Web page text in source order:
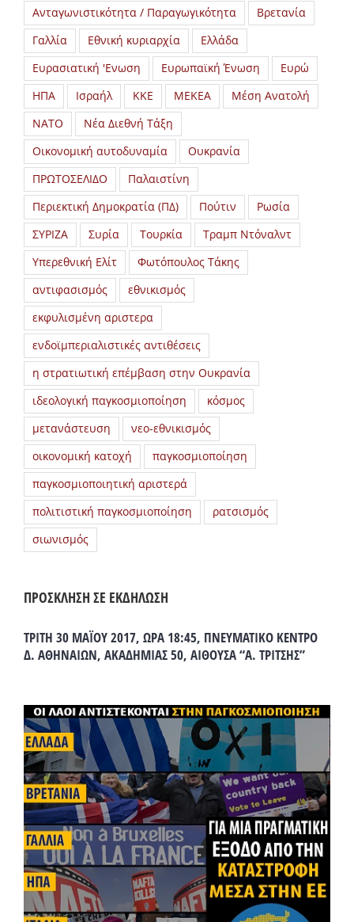
Ανταγωνιστικότητα / Παραγωγικότητα
Βρετανία
Γαλλία
Εθνική κυριαρχία
Ελλάδα
Ευρασιατική 'Ενωση
Ευρωπαϊκή Ένωση
Ευρώ
ΗΠΑ
Ισραήλ ΚΚΕ ΜΕΚΕΑ
Μέση Ανατολή
ΝΑΤΟ
Νέα Διεθνή Τάξη
Οικονομική αυτοδυναμία
Ουκρανία
ΠΡΩΤΟΣΕΛΙΔΟ
Παλαιστίνη
Περιεκτική Δημοκρατία (ΠΔ)
Πούτιν
Ρωσία
ΣΥΡΙΖΑ
Συρία Τουρκία
Τραμπ Ντόναλντ
Υπερεθνική Ελίτ
Φωτόπουλος Τάκης
αντιφασισμός
εθνικισμός
εκφυλισμένη αριστερα
ενδοϊμπεριαλιστικές αντιθέσεις
η στρατιωτική επέμβαση στην Ουκρανία
ιδεολογική παγκοσμιοποίηση
κόσμος
μετανάστευση
νεο-εθνικισμός
οικονομική κατοχή
παγκοσμιοποίηση
παγκοσμιοποιητική αριστερά
πολιτιστική παγκοσμιοποίηση
ρατσισμός
σιωνισμός
ΠΡΟΣΚΛΗΣΗ ΣΕ ΕΚΔΗΛΩΣΗ
ΤΡΙΤΗ 30 ΜΑΪΟΥ 2017, ΩΡΑ 18:45, ΠΝΕΥΜΑΤΙΚΟ ΚΕΝΤΡΟ
Δ. ΑΘΗΝΑΙΩΝ, ΑΚΑΔΗΜΙΑΣ 50, ΑΙΘΟΥΣΑ “Α. ΤΡΙΤΣΗΣ”